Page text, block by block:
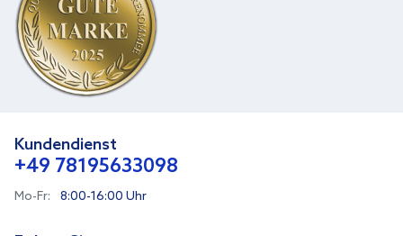
Kundendienst
+49 78195633098
Mo-Fr: 8:00-16:00 Uhr